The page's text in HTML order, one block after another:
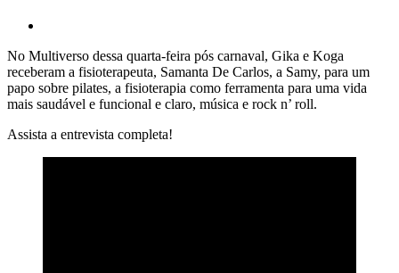
No Multiverso dessa quarta-feira pós carnaval, Gika e Koga
receberam a fisioterapeuta, Samanta De Carlos, a Samy, para um
papo sobre pilates, a fisioterapia como ferramenta para uma vida
mais saudável e funcional e claro, música e rock n’ roll.
Assista a entrevista completa!